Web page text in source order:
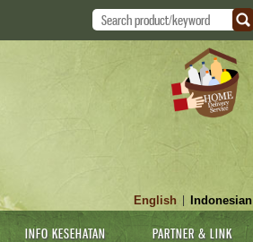
English Indonesian
INFO KESEHATAN PARTNER & LINK